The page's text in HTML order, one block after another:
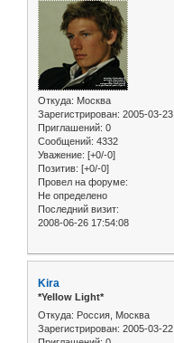
Откуда: Москва
Зарегистрирован: 2005-03-23
Приглашений: 0
Сообщений: 4332
Уважение: [+0/-0]
Позитив: [+0/-0]
Провел на форуме:
Не определено
Последний визит:
2008-06-26 17:54:08
Kira
*Yellow Light*
Откуда: Россия, Москва
Зарегистрирован: 2005-03-22